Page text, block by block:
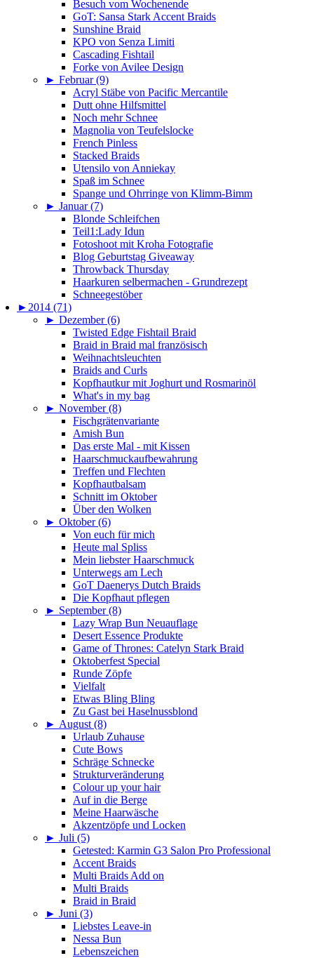
Besuch vom Wochenende
GoT: Sansa Stark Accent Braids
Sunshine Braid
KPO von Senza Limiti
Cascading Fishtail
Forke von Avilee Design
► Februar (9)
Acryl Stäbe von Pacific Mercantile
Dutt ohne Hilfsmittel
Noch mehr Schnee
Magnolia von Teufelslocke
French Pinless
Stacked Braids
Utensilo von Anniekay
Spaß im Schnee
Spange und Ohrringe von Klimm-Bimm
► Januar (7)
Blonde Schleifchen
Teil1:Lady Idun
Fotoshoot mit Kroha Fotografie
Blog Geburtstag Giveaway
Throwback Thursday
Haarkuren selbermachen - Grundrezept
Schneegestöber
► 2014 (71)
► Dezember (6)
Twisted Edge Fishtail Braid
Braid in Braid mal französisch
Weihnachtsleuchten
Braids and Curls
Kopfhautkur mit Joghurt und Rosmarinöl
What's in my bag
► November (8)
Fischgrätenvariante
Amish Bun
Das erste Mal - mit Kissen
Haarschmuckaufbewahrung
Treffen und Flechten
Kopfhautbalsam
Schnitt im Oktober
Über den Wolken
► Oktober (6)
Von euch für mich
Heute mal Spliss
Mein liebster Haarschmuck
Unterwegs am Lech
GoT Daenerys Dutch Braids
Die Kopfhaut pflegen
► September (8)
Lazy Wrap Bun Neuauflage
Desert Essence Produkte
Game of Thrones: Catelyn Stark Braid
Oktoberfest Special
Runde Zöpfe
Vielfalt
Etwas Bling Bling
Zu Gast bei Haselnussblond
► August (8)
Urlaub Zuhause
Cute Bows
Schräge Schnecke
Strukturveränderung
Colour up your hair
Auf in die Berge
Meine Haarwäsche
Akzentzöpfe und Locken
► Juli (5)
Getested: Karmin G3 Salon Pro Professional
Accent Braids
Multi Braids Add on
Multi Braids
Braid in Braid
► Juni (3)
Liebstes Leave-in
Nessa Bun
Lebenszeichen